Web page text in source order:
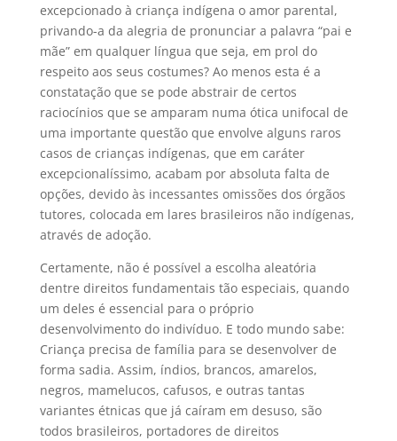
excepcionado à criança indígena o amor parental,
privando-a da alegria de pronunciar a palavra “pai e
mãe” em qualquer língua que seja, em prol do
respeito aos seus costumes? Ao menos esta é a
constatação que se pode abstrair de certos
raciocínios que se amparam numa ótica unifocal de
uma importante questão que envolve alguns raros
casos de crianças indígenas, que em caráter
excepcionalíssimo, acabam por absoluta falta de
opções, devido às incessantes omissões dos órgãos
tutores, colocada em lares brasileiros não indígenas,
através de adoção.
Certamente, não é possível a escolha aleatória
dentre direitos fundamentais tão especiais, quando
um deles é essencial para o próprio
desenvolvimento do indivíduo. E todo mundo sabe:
Criança precisa de família para se desenvolver de
forma sadia. Assim, índios, brancos, amarelos,
negros, mamelucos, cafusos, e outras tantas
variantes étnicas que já caíram em desuso, são
todos brasileiros, portadores de direitos